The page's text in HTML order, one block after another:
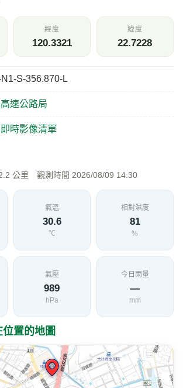
經度
120.3321
緯度
22.7228
S-356.870-L
速公路局
時影像清單
公里 觀測時間 2026/08/09 14:30
氣溫
30.6
℃
相對濕度
81
%
氣壓
989
hPa
今日雨量
—
mm
置的地圖